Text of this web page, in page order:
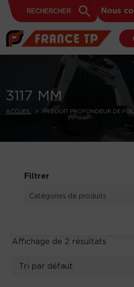
Skip to content
for:
Search
Button
Nous
3117 MM
ACCUEIL PRODUIT PROFONDEUR DE
Filtrer
Catégories de produits
Affichage de 2 résultats